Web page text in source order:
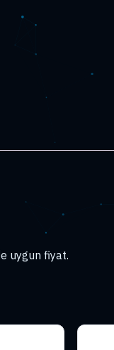
uygun fiyat.